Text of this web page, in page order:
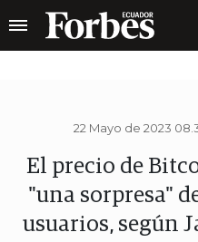
22 Mayo de 2023
El precio de
"una sorpresa"
usuarios, según